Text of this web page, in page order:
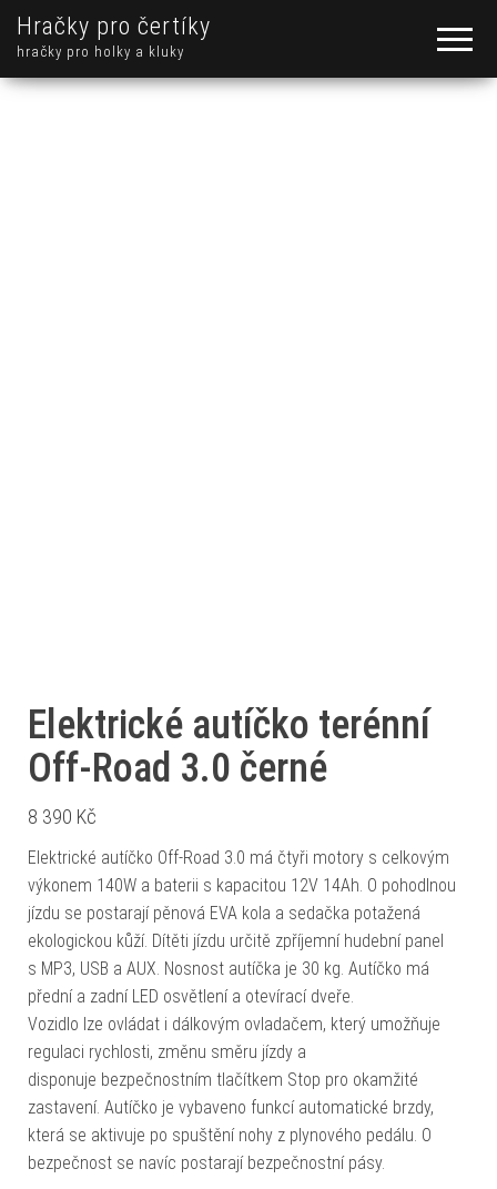
Hračky pro čertíky
hračky pro holky a kluky
Elektrické autíčko terénní
Off-Road 3.0 černé
8 390 Kč
Elektrické autíčko Off-Road 3.0 má čtyři motory s celkovým
výkonem 140W a baterii s kapacitou 12V 14Ah. O pohodlnou
jízdu se postarají pěnová EVA kola a sedačka potažená
ekologickou kůží. Dítěti jízdu určitě zpříjemní hudební panel
s MP3, USB a AUX. Nosnost autíčka je 30 kg. Autíčko má
přední a zadní LED osvětlení a otevírací dveře.
Vozidlo lze ovládat i dálkovým ovladačem, který umožňuje
regulaci rychlosti, změnu směru jízdy a
disponuje bezpečnostním tlačítkem Stop pro okamžité
zastavení. Autíčko je vybaveno funkcí automatické brzdy,
která se aktivuje po spuštění nohy z plynového pedálu. O
bezpečnost se navíc postarají bezpečnostní pásy.